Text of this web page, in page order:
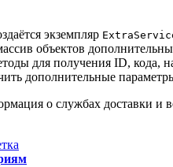
экземпляр
объектов
для получения ID, кода,
дополнительные
о службах доставки и